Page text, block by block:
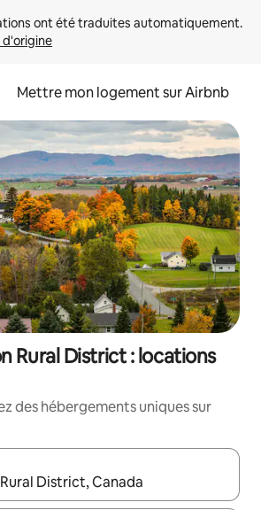
d'origine
Mettre mon logement sur Airbnb
Rural District : locations
des hébergements uniques sur
s'affichent, utilisez les flèches vers le